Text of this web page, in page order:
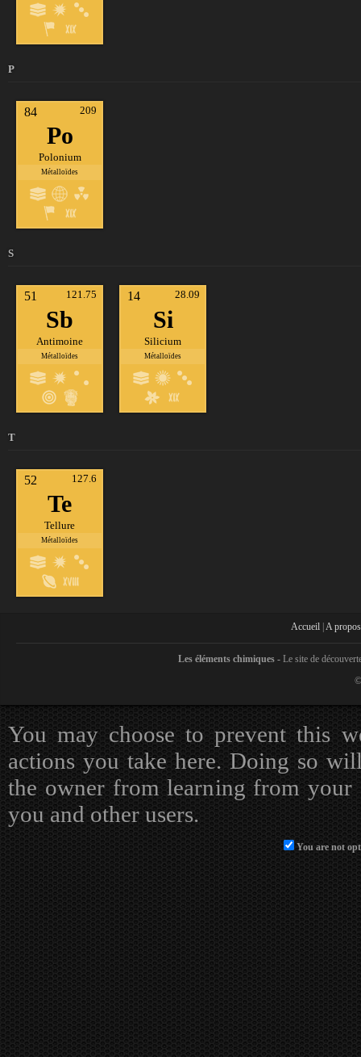
P
209
84
Po
Polonium
Métalloïdes
S
121.75
51
Sb
Antimoine
Métalloïdes
28.09
14
Si
Silicium
Métalloïdes
T
127.6
52
Te
Tellure
Métalloïdes
Accueil| A propos
Les éléments chimiques - Le site de
You may choose to prevent this
actions you take here. Doing so
the owner from learning from your
you and other users.
You are not